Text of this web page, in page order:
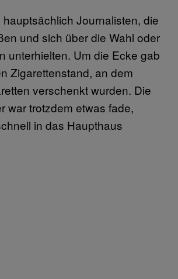
hauptsächlich Journalisten, die
und sich über die Wahl oder
unterhielten. Um die Ecke gab
Zigarettenstand, an dem
verschenkt wurden. Die
war trotzdem etwas fade,
in das Haupthaus